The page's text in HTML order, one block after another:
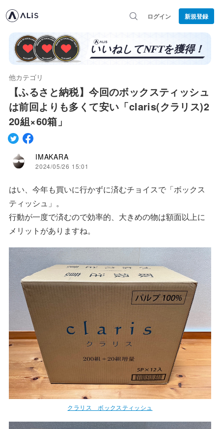
ログイン 新規登録
他カテゴリ
【ふるさと納税】今回のボックスティッシュ
は前回よりも多くて安い「claris(クラリス)2
20組×60箱」
IMAKARA
2024/05/26 15:01
はい、今年も買いに行かずに済むチョイスで「ボックス
ティッシュ」。
行動が一度で済むので効率的、大きめの物は額面以上に
メリットがありますね。
クラリス ボックスティッシュ